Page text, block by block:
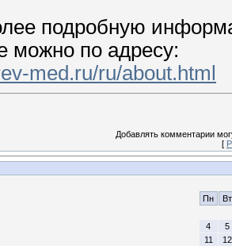
подробную
можно по адресу:
med.ru/ru/about.html
Добавлять комментарии
[
Пн Вт
4
5
11
12